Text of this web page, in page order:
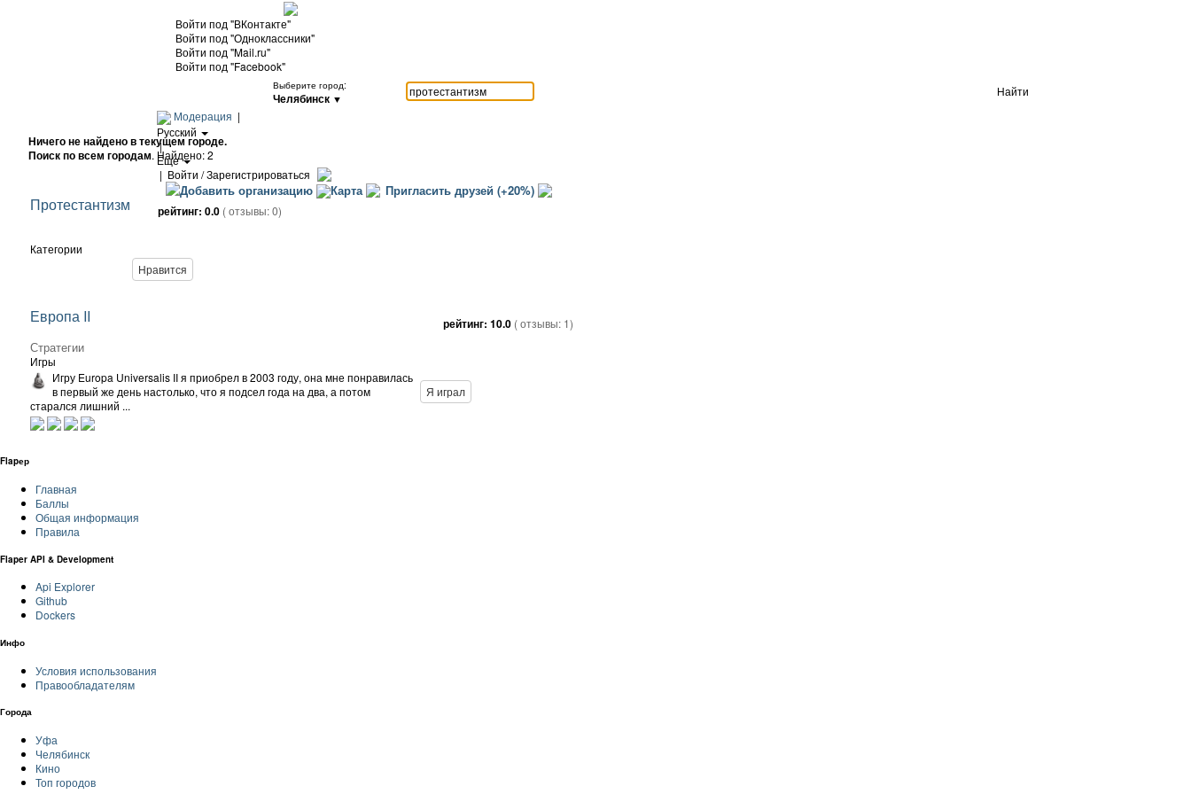
Войти под "ВКонтакте"
Войти под "Одноклассники"
Войти под "Mail.ru"
Войти под "Facebook"
Выберите город:
Челябинск ▼
Найти
Модерация |
Русский
|
Еще
| Войти / Зарегистрироваться
Добавить организацию Карта Пригласить друзей (+20%)
Ничего не найдено в текущем городе.
Поиск по всем городам. Найдено: 2
Протестантизм
Категории
рейтинг: 0.0 ( отзывы:0)
Нравится
Европа II
Стратегии
Игры
рейтинг: 10.0 ( отзывы: 1)
Игру Europa Universalis II я приобрел в 2003 году, она мне понравилась
в первый же день настолько, что я подсел года на два, а потом
старался лишний ...
Я играл
Flapер
Главная
Баллы
Общая информация
Правила
Flaper API & Development
Api Explorer
Github
Dockers
Инфо
Условия использования
Правообладателям
Города
Уфа
Челябинск
Кино
Топ городов